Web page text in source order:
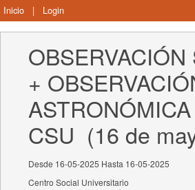
Inicio | Login
OBSERVACIÓN
+
CSU  (16 de
Desde 16-05-2025 Hasta 16-05-2025
Centro Social Universitario